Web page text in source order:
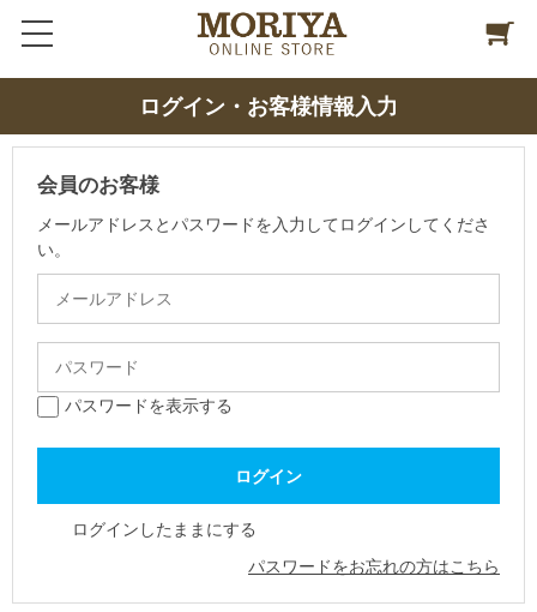
ログイン・お客様情報入力
会員のお客様
メールアドレスとパスワードを入力してログインしてくださ
い。
パスワードを表示する
ログインしたままにする
パスワードをお忘れの方はこちら